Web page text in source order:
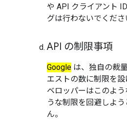
や API クライアント
グは行わないでくださ
API の制限事項
Google は、独自の裁
エストの数に制限を
ベロッパーはこのよ
うな制限を回避しよ
ん。